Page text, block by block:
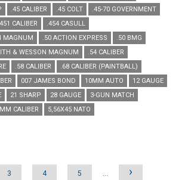
.45 CALIBER .45 COLT
.45-70 GOVERNMENT
CALIBER
.454 CASULL
MAGNUM
.50 ACTION EXPRESS
.50 BMG
& WESSON MAGNUM
.54 CALIBER
.58 CALIBER
.68 CALIBER (PAINTBALL)
007 JAMES BOND 10MM AUTO
12 GAUGE
21 SHARP 28 GAUGE
3-GUN MATCH
CALIBER 5,56X45 NATO
3 4 5 …
›